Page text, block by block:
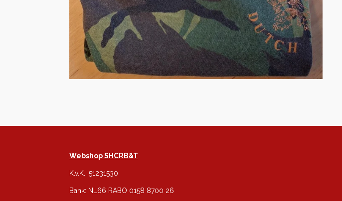
Webshop SHCRB&T
K.v.K.: 51231530
Bank: NL66 RABO 0158 8700 26